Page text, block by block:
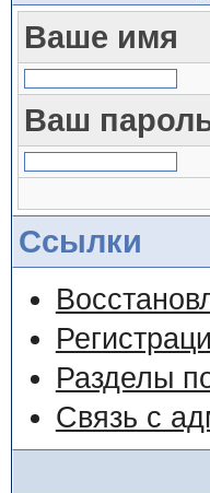
Ваше имя
Ваш
Ссылки
Разделы
Связь с